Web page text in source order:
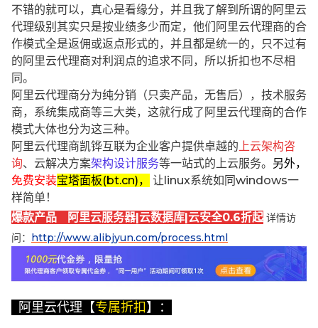
不错的就可以，真心是看缘分，并且我了解到所谓的阿里云
代理级别其实只是按业绩多少而定，他们阿里云代理商的合
作模式全是返佣或返点形式的，并且都是统一的，只不过有
的阿里云代理商对利润点的追求不同，所以折扣也不尽相
同。
阿里云代理商分为纯分销（只卖产品，无售后），技术服务
商，系统集成商等三大类，这就行成了阿里云代理商的合作
模式大体也分为这三种。
阿里云代理商凯铧互联为企业客户提供卓越的 上云架构咨
询、云解决方案架构设计服务等一站式的上云服务。 另外，
免费安装宝塔面板(bt.cn)，
让linux系统如同windows一
样简单！
爆款产品 阿里云服务器|云数据库|云安全0.6折起 详情访
问： http://www.alibjyun.com/process.html
阿里云代理【专属折扣】：